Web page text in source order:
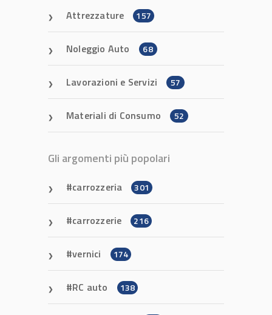
Attrezzature 157
Noleggio Auto 68
Lavorazioni e Servizi 57
Materiali di Consumo 52
Gli argomenti più popolari
carrozzeria 301
carrozzerie 216
vernici 174
RC auto 138